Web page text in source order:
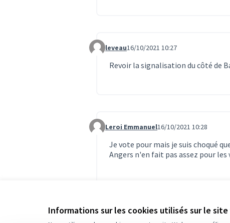
Informations sur les cookies utilisés sur le site
Commentaire 3476
leveau16/10/2021 10:27
Revoir la signalisation du côté de
Commentaire 3477
Leroi Emmanuel16/10/2021 10:28
Je vote pour mais je suis choqué
Angers n'en fait pas assez pour les